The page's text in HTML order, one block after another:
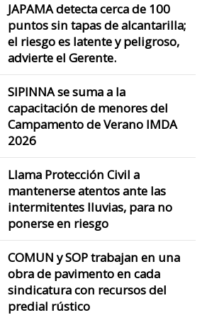
JAPAMA detecta cerca de 100
puntos sin tapas de alcantarilla;
el riesgo es latente y peligroso,
advierte el Gerente.
SIPINNA se suma a la
capacitación de menores del
Campamento de Verano IMDA
2026
Llama Protección Civil a
mantenerse atentos ante las
intermitentes lluvias, para no
ponerse en riesgo
COMUN y SOP trabajan en una
obra de pavimento en cada
sindicatura con recursos del
predial rústico